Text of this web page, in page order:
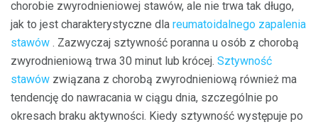
chorobie zwyrodnieniowej stawów, ale nie trwa tak długo,
jak to jest charakterystyczne dla reumatoidalnego zapalenia
stawów . Zazwyczaj sztywność poranna u osób z chorobą
zwyrodnieniową trwa 30 minut lub krócej. Sztywność
stawów związana z chorobą zwyrodnieniową również ma
tendencję do nawracania w ciągu dnia, szczególnie po
okresach braku aktywności. Kiedy sztywność występuje po